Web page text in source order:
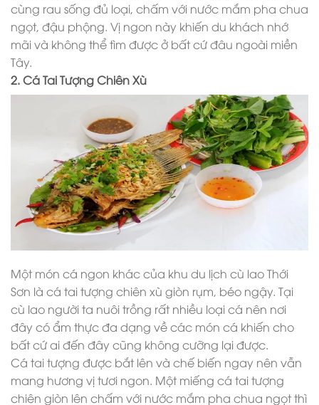
cùng rau sống đủ loại, chấm với nước mắm pha chua
ngọt, đậu phộng. Vị ngon này khiến du khách nhớ
mãi và không thể tìm được ở bất cứ đâu ngoài miền
Tây.
2. Cá Tai Tượng Chiên Xù
Một món cá ngon khác của khu du lịch cù lao Thới
Sơn là cá tai tượng chiên xù giòn rụm, béo ngậy. Tại
cù lao người ta nuôi trồng rất nhiều loại cá nên nơi
đây có ẩm thực đa dạng về các món cá khiến cho
bất cứ ai đến đây cũng không cưỡng lại được.
Cá tai tượng được bắt lên và chế biến ngay nên vẫn
mang hương vị tươi ngon. Một miếng cá tai tượng
chiên giòn lên chấm với nước mắm pha chua ngọt thì